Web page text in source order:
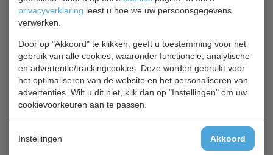
privacyverklaring leest u hoe we uw persoonsgegevens
verwerken.
Door op "Akkoord" te klikken, geeft u toestemming voor het
gebruik van alle cookies, waaronder functionele, analytische
en advertentie/trackingcookies. Deze worden gebruikt voor
het optimaliseren van de website en het personaliseren van
advertenties. Wilt u dit niet, klik dan op "Instellingen" om uw
cookievoorkeuren aan te passen.
Instellingen Akkoord
Gebaksvitrine
€ 2200,00 € 1672,00
Gebaksvitrine bekijken
CS 7450.0845
€ 2002,00